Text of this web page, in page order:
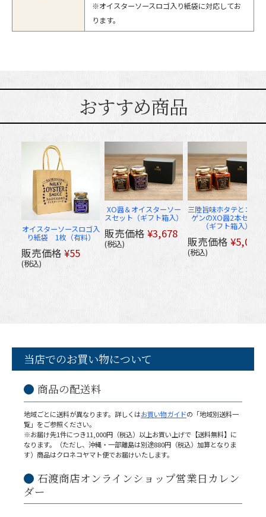
※オイスターソースロゴ入り紙袋に対応してお
ります。
おすすめ商品
オイスターソースロゴ入
り紙袋 1枚（有料）
販売価格 ¥55
税込
XO醤＆オイスターソー
スセット（ギフト箱入）
販売価格 ¥3,678
税込
三陸旨味ホタテとコラー
ゲンのXO醤2本セット
（ギフト箱入）
販売価格 ¥5,056
税込
当店でのお買い物について
商品の配送料
地域ごとに送料が異なります。詳しくはお買い物ガイドの「地域別送料一
覧」をご参照ください。
※お届け先1件につき11,000円（税込）以上お買い上げで【送料無料】に
なります。（ただし、沖縄・一部離島は別途880円（税込）加算となりま
す）商品はクロネコヤマト便でお届けいたします。
石渡商店オンラインショップ営業日カレン
ダー